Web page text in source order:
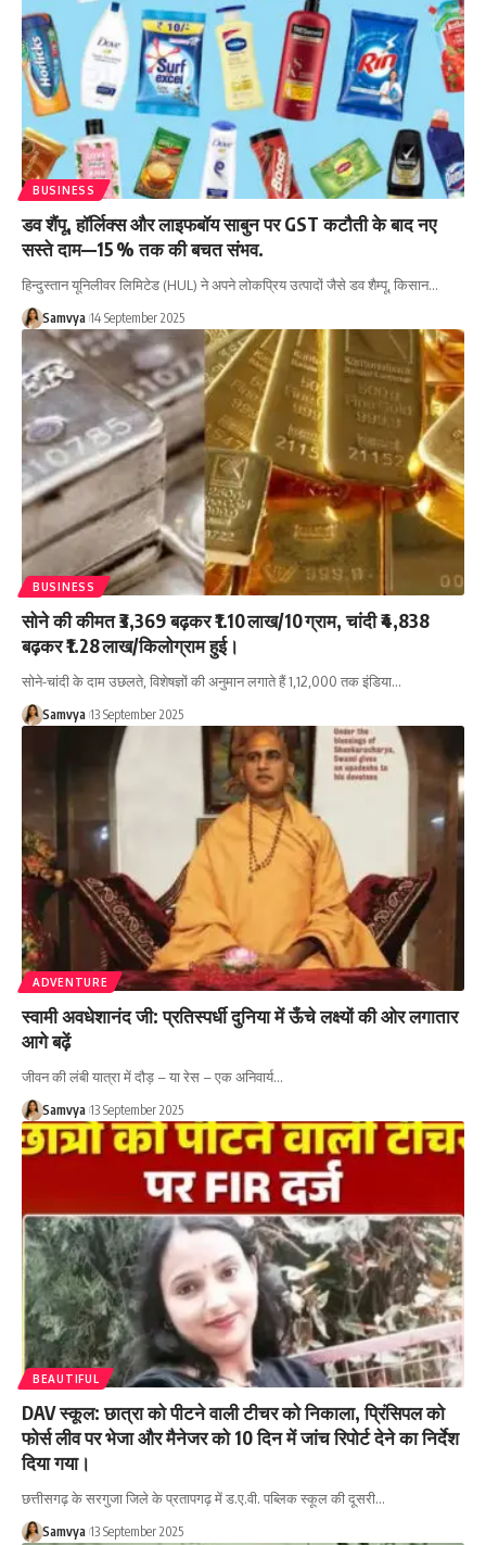
BUSINESS
डव शैंपू, हॉर्लिक्स और लाइफबॉय साबुन पर GST कटौती के बाद नए
सस्ते दाम—15 % तक की बचत संभव.
हिन्दुस्तान यूनिलीवर लिमिटेड (HUL) ने अपने लोकप्रिय उत्पादों जैसे डव शैम्पू, किसान…
Samvya 14 September 2025
BUSINESS
सोने की कीमत ₹3,369 बढ़कर ₹1.10 लाख/10 ग्राम, चांदी ₹4,838
बढ़कर ₹1.28 लाख/किलोग्राम हुई।
सोने-चांदी के दाम उछलते, विशेषज्ञों की अनुमान लगाते हैं 1,12,000 तक इंडिया…
Samvya 13 September 2025
ADVENTURE
स्वामी अवधेशानंद जी: प्रतिस्पर्धी दुनिया में ऊँचे लक्ष्यों की ओर लगातार
आगे बढ़ें
जीवन की लंबी यात्रा में दौड़ – या रेस – एक अनिवार्य…
Samvya 13 September 2025
BEAUTIFUL
DAV स्कूल: छात्रा को पीटने वाली टीचर को निकाला, प्रिंसिपल को
फोर्स लीव पर भेजा और मैनेजर को 10 दिन में जांच रिपोर्ट देने का निर्देश
दिया गया।
छत्तीसगढ़ के सरगुजा जिले के प्रतापगढ़ में ड.ए.वी. पब्लिक स्कूल की दूसरी…
Samvya 13 September 2025